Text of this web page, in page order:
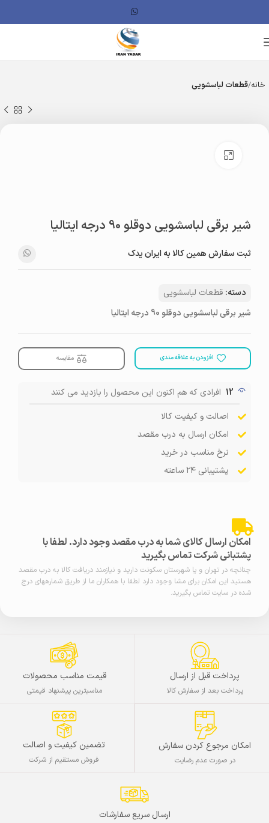
خانه قطعات لباسشویی
شیر برقی لباسشویی دوقلو 90 درجه ایتالیا
ثبت سفارش همین کالا به ایران یدک
دسته: قطعات لباسشویی
شیر برقی لباسشویی دوقلو 90 درجه ایتالیا
افزودن به علاقه مندی مقایسه
12 افرادی که هم اکنون این محصول را بازدید می کنند
اصالت و کیفیت کالا
امکان ارسال به درب مقصد
نرخ مناسب در خرید
پشتیبانی ۲۴ ساعته
امکان ارسال کالای شما به درب مقصد وجود دارد. لطفا با
پشتبانی شرکت تماس بگیرید
چنانچه در تهران و یا شهرستان سکونت دارید و نیازمند دریافت کالا به درب مقصد
هستید این امکان برای مشا وجود دارد لطفا با همکاران ما از طریق شمارههای درج
شده در سایت تماس بگیرید.
پرداخت قبل از ارسال
پرداخت بعد از سفارش کالا
قیمت مناسب محصولات
مناسبترین پیشنهاد قیمتی
امکان مرجوع کردن سفارش
در صورت عدم رضایت
تضمین کیفیت و اصالت
فروش مستقیم از شرکت
ارسال سریع سفارشات